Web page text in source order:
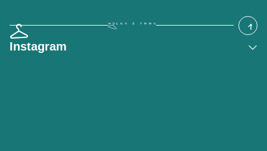
Instagram